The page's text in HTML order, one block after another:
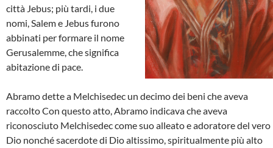
città Jebus; più tardi, i due
nomi, Salem e Jebus furono
abbinati per formare il nome
Gerusalemme, che significa
abitazione di pace.
Abramo dette a Melchisedec un decimo dei beni che aveva
raccolto Con questo atto, Abramo indicava che aveva
riconosciuto Melchisedec come suo alleato e adoratore del vero
Dio nonché sacerdote di Dio altissimo, spiritualmente più alto